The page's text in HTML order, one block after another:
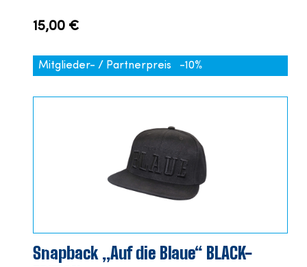
15,00 €
Mitglieder- / Partnerpreis -10%
Snapback „Auf die Blaue“ BLACK-